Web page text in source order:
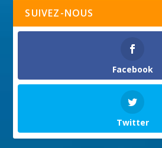
SUIVEZ-NOUS
Facebook
Twitter